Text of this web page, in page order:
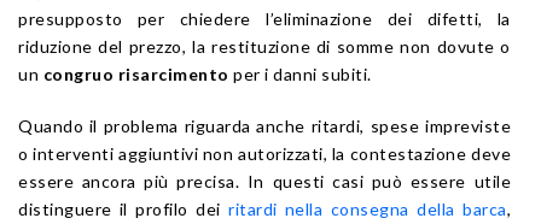
presupposto per chiedere l’eliminazione dei difetti, la
riduzione del prezzo, la restituzione di somme non dovute o
un congruo risarcimento per i danni subiti.
Quando il problema riguarda anche ritardi, spese impreviste
o interventi aggiuntivi non autorizzati, la contestazione deve
essere ancora più precisa. In questi casi può essere utile
distinguere il profilo dei ritardi nella consegna della barca,